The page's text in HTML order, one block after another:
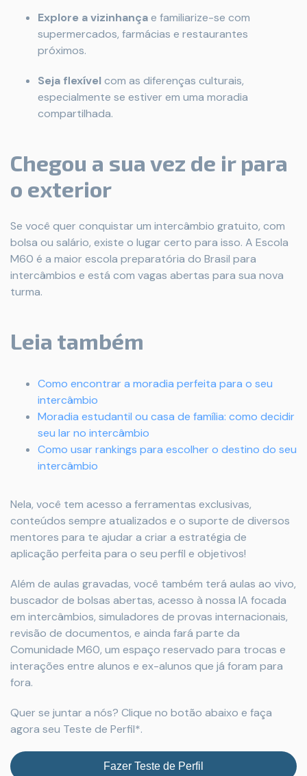
Explore a vizinhançae familiarize-se com
supermercados, farmácias e restaurantes
próximos.
Seja flexível com as diferenças culturais,
especialmente se estiver em uma moradia
compartilhada.
Chegou a sua vez de ir para
o exterior
Se você quer conquistar um intercâmbio gratuito, com
bolsa ou salário, existe o lugar certo para isso. A Escola
M60 é a maior escola preparatória do Brasil para
intercâmbios e está com vagas abertas para sua nova
turma.
Leia também
Como encontrar a moradia perfeita para o seu
intercâmbio
Moradia estudantil ou casa de família: como decidir
seu lar no intercâmbio
Como usar rankings para escolher o destino do seu
intercâmbio
Nela, você tem acesso a ferramentas exclusivas,
conteúdos sempre atualizados e o suporte de diversos
mentores para te ajudar a criar a estratégia de
aplicação perfeita para o seu perfil e objetivos!
Além de aulas gravadas, você também terá aulas ao vivo,
buscador de bolsas abertas, acesso à nossa IA focada
em intercâmbios, simuladores de provas internacionais,
revisão de documentos, e ainda fará parte da
Comunidade M60, um espaço reservado para trocas e
interações entre alunos e ex-alunos que já foram para
fora.
Quer se juntar a nós? Clique no botão abaixo e faça
agora seu Teste de Perfil*.
Fazer Teste de Perfil